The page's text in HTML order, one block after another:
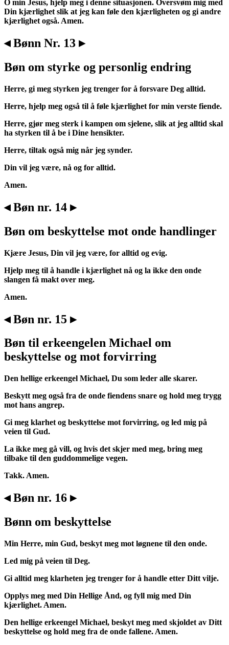
O min Jesus, hjelp meg i denne situasjonen. Oversvøm mig med
Din kjærlighet slik at jeg kan føle den kjærligheten og gi andre
kjærlighet også. Amen.
◂ Bønn Nr. 13 ▸
Bøn om styrke og personlig endring
Herre, gi meg styrken jeg trenger for å forsvare Deg alltid.
Herre, hjelp meg også til å føle kjærlighet for min verste fiende.
Herre, gjør meg sterk i kampen om sjelene, slik at jeg alltid skal
ha styrken til å be i Dine hensikter.
Herre, tiltak også mig når jeg synder.
Din vil jeg være, nå og for alltid.
Amen.
◂ Bøn nr. 14 ▸
Bøn om beskyttelse mot onde handlinger
Kjære Jesus, Din vil jeg være, for alltid og evig.
Hjelp meg til å handle i kjærlighet nå og la ikke den onde
slangen få makt over meg.
Amen.
◂ Bøn nr. 15 ▸
Bøn til erkeengelen Michael om
beskyttelse og mot forvirring
Den hellige erkeengel Michael, Du som leder alle skarer.
Beskytt meg også fra de onde fiendens snare og hold meg trygg
mot hans angrep.
Gi meg klarhet og beskyttelse mot forvirring, og led mig på
veien til Gud.
La ikke meg gå vill, og hvis det skjer med meg, bring meg
tilbake til den guddommelige vegen.
Takk. Amen.
◂ Bøn nr. 16 ▸
Bønn om beskyttelse
Min Herre, min Gud, beskyt meg mot løgnene til den onde.
Led mig på veien til Deg.
Gi alltid meg klarheten jeg trenger for å handle etter Ditt vilje.
Opplys meg med Din Hellige Ånd, og fyll mig med Din
kjærlighet. Amen.
Den hellige erkeengel Michael, beskyt meg med skjoldet av Ditt
beskyttelse og hold meg fra de onde fallene. Amen.